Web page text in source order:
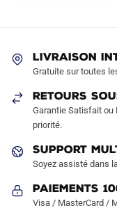
choisies
la
page
produit
LIVRAISON
Gratuite sur toutes
RETOURS
Garantie Satisfait ou
priorité.
SUPPORT
Soyez assisté dans
Paiements
Visa / MasterCard /